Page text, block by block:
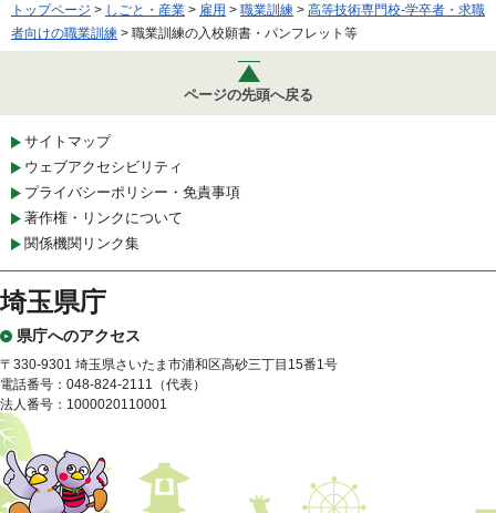
トップページ > しごと・産業 > 雇用 > 職業訓練 > 高等技術専門校-学卒者・求職
者向けの職業訓練 > 職業訓練の入校願書・パンフレット等
ページの先頭へ戻る
サイトマップ
ウェブアクセシビリティ
プライバシーポリシー・免責事項
著作権・リンクについて
関係機関リンク集
埼玉県庁
県庁へのアクセス
〒330-9301 埼玉県さいたま市浦和区高砂三丁目15番1号
電話番号：048-824-2111（代表）
法人番号：1000020110001